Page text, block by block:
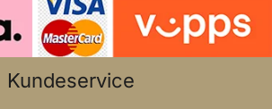
Kundeservice